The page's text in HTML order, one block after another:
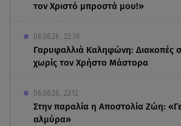
τον Χριστό μπροστά μου!»
06.08.26 , 22:39
Γαρυφαλλιά Καληφώνη: Διακοπές
χωρίς τον Χρήστο Μάστορα
06.08.26 , 22:12
Στην παραλία η Αποστολία Ζώη:
αλμύρα»